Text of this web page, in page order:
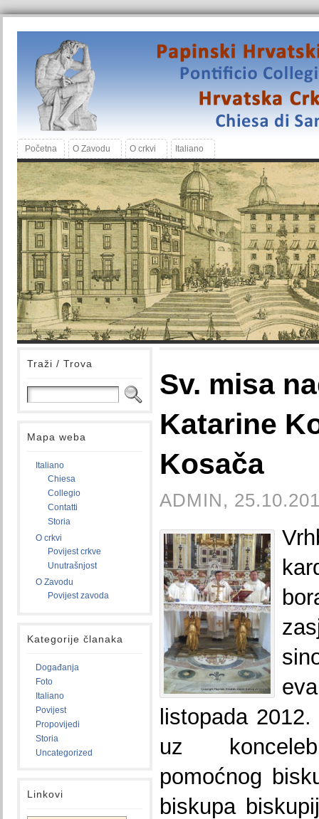
Početna O Zavodu O crkvi Italiano
Traži / Trova
Mapa weba
Italiano
Chiesa
Collegio
Contatti
Storia
O crkvi
Povijest crkve
Unutrašnjost
O Zavodu
Povijest zavoda
Kategorije članaka
Događanja
Foto
Italiano
Povijest
Propovijedi
Storia
Uncategorized
Linkovi
Sv. misa
Katarine
Kosača
ADMIN,
listopada
uz
pomoćnog
biskupa